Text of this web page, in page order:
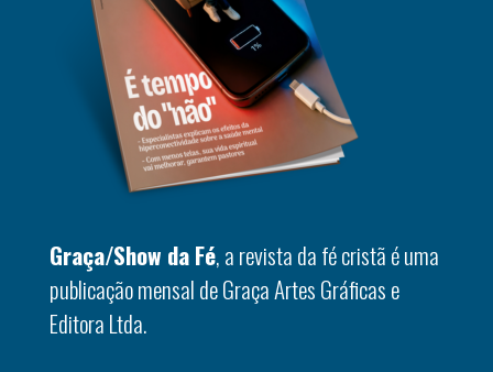
Graça/Show da Fé, a revista da fé cristã é uma
publicação mensal de Graça Artes Gráficas e
Editora Ltda.